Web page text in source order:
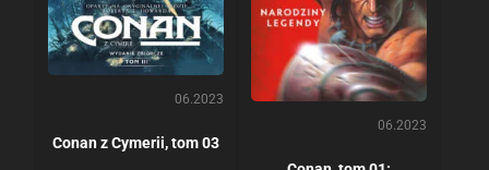
06.2023
Conan z Cymerii, tom 03
06.2023